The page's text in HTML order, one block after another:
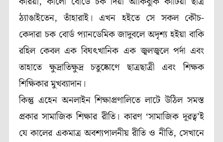
ঠ্যাঙাইতেন, তাঁহারাই। এখন হইতে সে সকল কৌচ-
কেদারা চক বোর্ড প্যানডেমিক জাদুবলে অদৃশ্য হইয়া বাকি
রহিল কেবল এক বিঘৎখানিক এক জ্বলজ্বলে পর্দা এবং
তাহাতে ক্ষুদ্রাতিক্ষুদ্র চতুষ্কোণে ছাত্রছাত্রী এবং শিক্ষক
শিক্ষিকার মুখব্যাদান।
কিন্তু এহেন অনলাইন শিক্ষাপ্রণালিতে লাটে উঠিল সমস্ত
প্রকার সামাজিক শিক্ষার রীতি। কারণ ‘সামাজিক দূরত্ব’ই
যে কালের একমাত্র অবশ্যপালনীয় রীতি ও নীতি, সেখানে